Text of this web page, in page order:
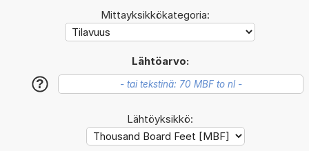
Mittayksikkökategoria:
Lähtöarvo:
?
Lähtöyksikkö: